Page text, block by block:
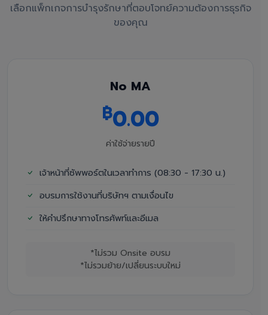
เลือกแพ็กเกจการบำรุงรักษาที่ตอบโจทย์ความต้องการธุรกิจ
ของคุณ
No MA
฿0.00
ค่าใช้จ่ายรายปี
เจ้าหน้าที่ซัพพอร์ตในเวลาทำการ (08:30 - 17:30 น.)
อบรมการใช้งานที่บริษัทฯ ตามเงื่อนไข
ให้คำปรึกษาทางโทรศัพท์และอีเมล
*ไม่รวม Onsite อบรม
*ไม่รวมย้าย/เปลี่ยนระบบใหม่